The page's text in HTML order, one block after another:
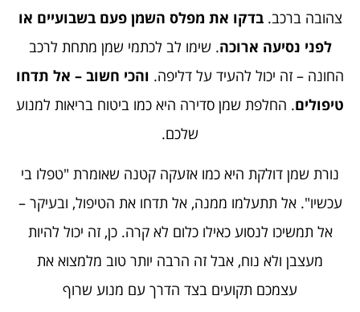
צהובה ברכב.בדקו את מפלס השמן פעם בשבועיים או
לפני נסיעה ארוכה. שימו לב לכתמי שמן מתחת לרכב
החונה – זה יכול להעיד על דליפה. והכי חשוב – אל תדחו
טיפולים. החלפת שמן סדירה היא כמו ביטוח בריאות למנוע
שלכם.
נורת שמן דולקת היא כמו אזעקה קטנה שאומרת "טפלו בי
עכשיו". אל תתעלמו ממנה, אל תדחו את הטיפול, ובעיקר –
אל תמשיכו לנסוע כאילו כלום לא קרה. כן, זה יכול להיות
מעצבן ולא נוח, אבל זה הרבה יותר טוב מלמצוא את
עצמכם תקועים בצד הדרך עם מנוע שרוף